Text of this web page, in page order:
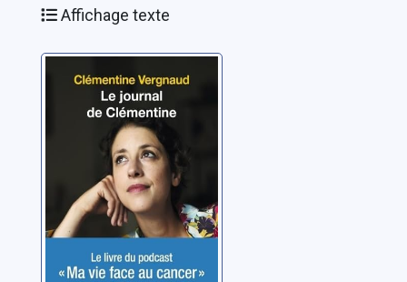
Affichage texte
Le journal de
Clémentine: ma
vie face au
cancer
Vergnaud, Clémentine